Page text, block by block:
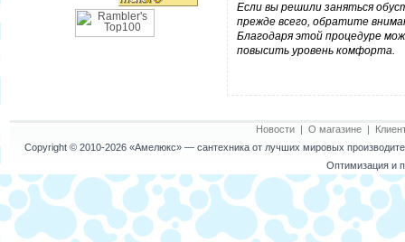
Если вы решили заняться
прежде всего, обратите
Благодаря этой процедуре
повысить уровень комфорта.
Новости| О магазине|
Copyright © 2010-2026 «Амелюкс»— сантехника от лучших мировых
Оптимизация и